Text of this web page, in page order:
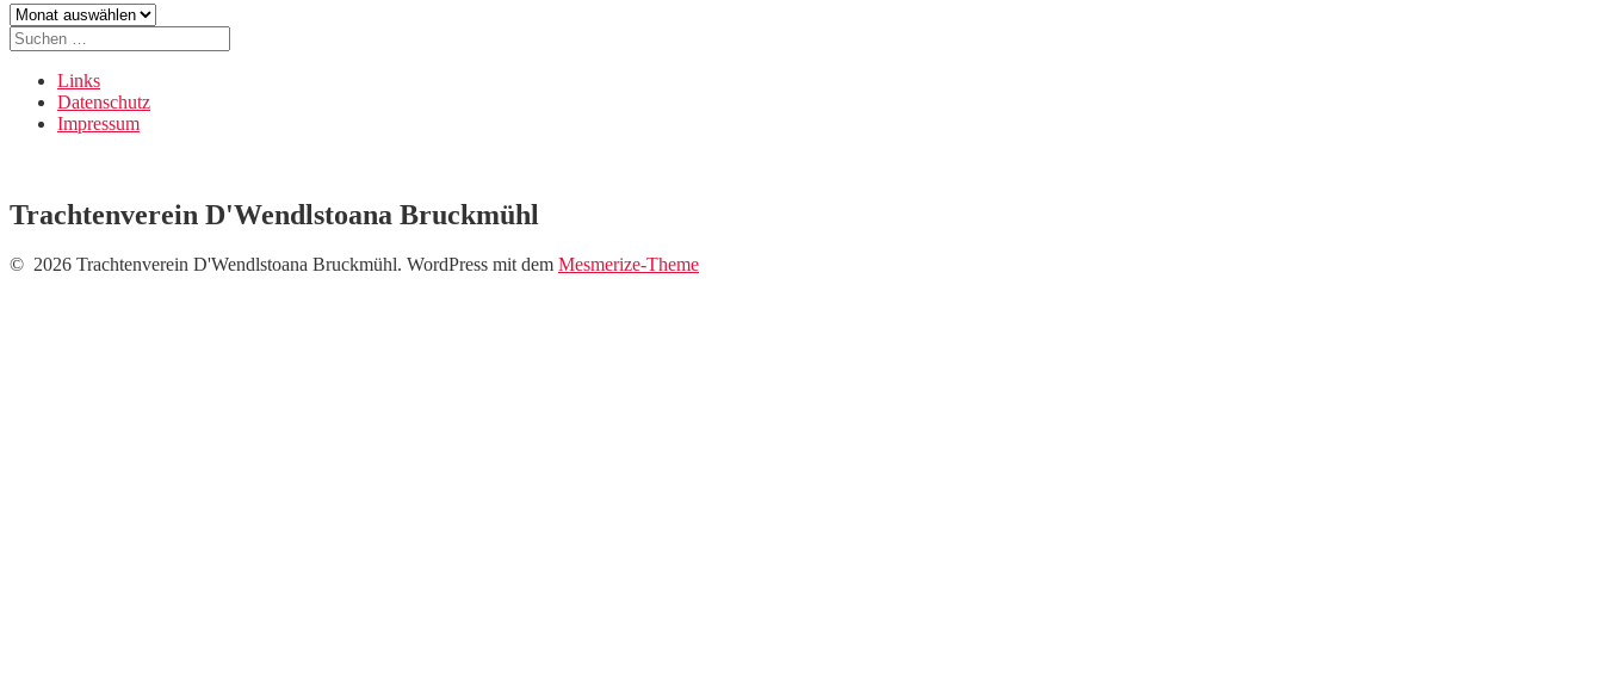
Archiv
Suche
nach:
Links
Datenschutz
Impressum
Trachtenverein D'Wendlstoana Bruckmühl
© 2026 Trachtenverein D'Wendlstoana Bruckmühl. WordPress mit dem Mesmerize-Theme